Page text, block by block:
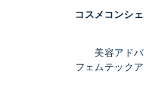
コスメコンシ
美容アド
フェムテック